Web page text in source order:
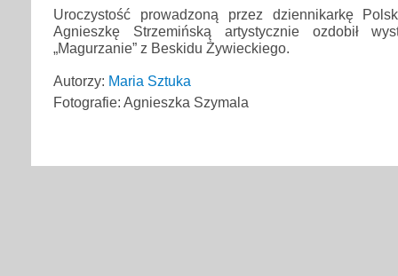
Uroczystość prowadzoną przez dziennikarkę
Agnieszkę Strzemińską artystycznie ozdobił
„Magurzanie” z Beskidu Żywieckiego.
Autorzy: Maria Sztuka
Fotografie: Agnieszka Szymala